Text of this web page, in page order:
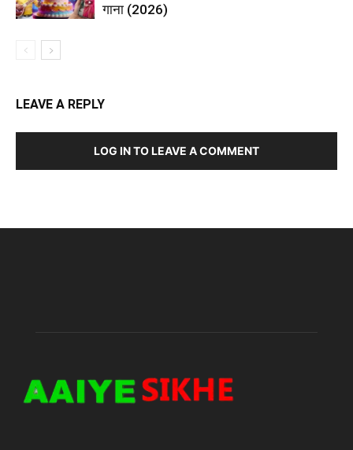
गाना (2026)
LEAVE A REPLY
LOG IN TO LEAVE A COMMENT